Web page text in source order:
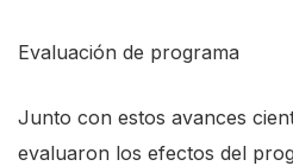
Evaluación de programa
Junto con estos avances
evaluaron los efectos del